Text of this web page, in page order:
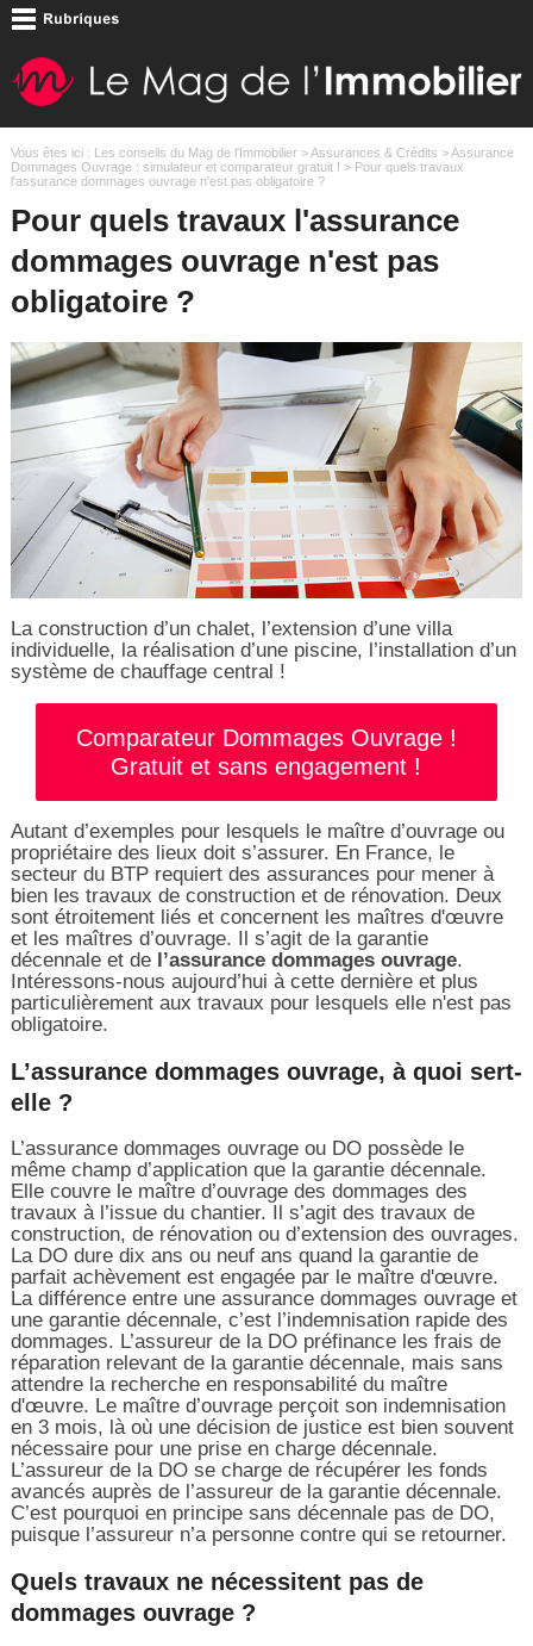
Vous êtes ici : Les conseils du Mag de l'Immobilier>Assurances & Crédits >Assurance
Dommages Ouvrage : simulateur et comparateur gratuit ! > Pour quels travaux
l'assurance dommages ouvrage n'est pas obligatoire ?
Pour quels travaux l'assurance
dommages ouvrage n'est pas
obligatoire ?
La construction d’un chalet, l’extension d’une villa
individuelle, la réalisation d’une piscine, l’installation d’un
système de chauffage central !
Comparateur Dommages Ouvrage !
Gratuit et sans engagement !
Autant d’exemples pour lesquels le maître d’ouvrage ou
propriétaire des lieux doit s’assurer. En France, le
secteur du BTP requiert des assurances pour mener à
bien les travaux de construction et de rénovation. Deux
sont étroitement liés et concernent les maîtres d'œuvre
et les maîtres d’ouvrage. Il s’agit de la garantie
décennale et de l’assurance dommages ouvrage.
Intéressons-nous aujourd’hui à cette dernière et plus
particulièrement aux travaux pour lesquels elle n'est pas
obligatoire.
L’assurance dommages ouvrage, à quoi sert-
elle ?
L’assurance dommages ouvrage ou DO possède le
même champ d’application que la garantie décennale.
Elle couvre le maître d’ouvrage des dommages des
travaux à l’issue du chantier. Il s’agit des travaux de
construction, de rénovation ou d’extension des ouvrages.
La DO dure dix ans ou neuf ans quand la garantie de
parfait achèvement est engagée par le maître d'œuvre.
La différence entre une assurance dommages ouvrage et
une garantie décennale, c’est l’indemnisation rapide des
dommages. L’assureur de la DO préfinance les frais de
réparation relevant de la garantie décennale, mais sans
attendre la recherche en responsabilité du maître
d'œuvre. Le maître d’ouvrage perçoit son indemnisation
en 3 mois, là où une décision de justice est bien souvent
nécessaire pour une prise en charge décennale.
L’assureur de la DO se charge de récupérer les fonds
avancés auprès de l’assureur de la garantie décennale.
C’est pourquoi en principe sans décennale pas de DO,
puisque l’assureur n’a personne contre qui se retourner.
Quels travaux ne nécessitent pas de
dommages ouvrage ?